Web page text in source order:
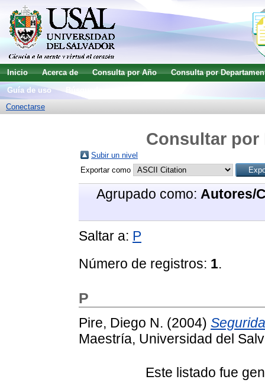
Inicio Acerca de Consulta por Año
Consulta por
Guía de uso
Conectarse
Consultar
Subir un nivel
Exportar como
Agrupado como: Autores/
Saltar a: P
Número de registros: 1.
P
Pire, Diego N. (2004)
Maestría, Universidad del
Este listado fue